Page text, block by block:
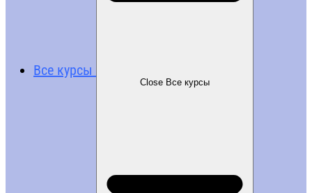
Все курсы
Close Все курсы